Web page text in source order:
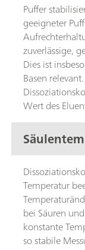
Puffer
geeigneter
zuverlässige,
Dies ist
Basen
Wert des
Temperatur
bei Säuren
konstante
so stabile